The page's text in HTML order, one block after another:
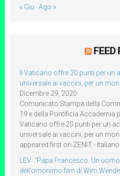
« Giu Ago »
FEED
Il Vaticano offre 20 punti per un
universale ai vaccini, per un
Dicembre 29, 2020
Comunicato Stampa della
19 e della Pontificia Accademia
Vaticano offre 20 punti per un
universale ai vaccini, per un
appeared first on ZENIT - Italiano.
LEV: “Papa Francesco. Un
dell’omonimo film di Wim